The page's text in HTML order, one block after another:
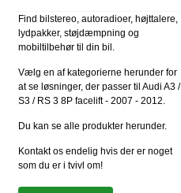
Find bilstereo, autoradioer, højttalere,
lydpakker, støjdæmpning og
mobiltilbehør til din bil.
Vælg en af kategorierne herunder for
at se løsninger, der passer til Audi A3 /
S3 / RS 3 8P facelift - 2007 - 2012.
Du kan se alle produkter herunder.
Kontakt os endelig hvis der er noget
som du er i tvivl om!